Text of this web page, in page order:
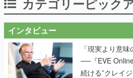
インタビュー
「現実より意
──『EVE
続ける”クレイ